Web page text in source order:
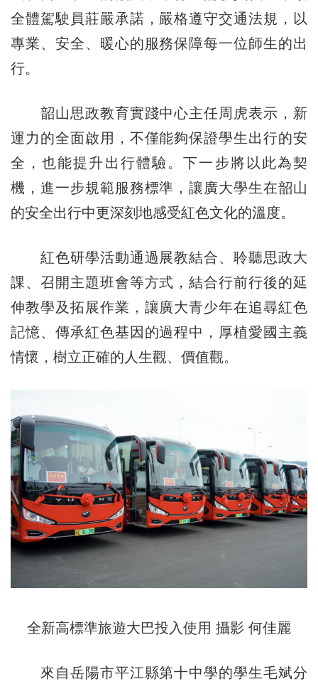
全體駕駛員莊嚴承諾，嚴格遵守交通法規，以
專業、安全、暖心的服務保障每一位師生的出
行。
韶山思政教育實踐中心主任周虎表示，新
運力的全面啟用，不僅能夠保證學生出行的安
全，也能提升出行體驗。下一步將以此為契
機，進一步規範服務標準，讓廣大學生在韶山
的安全出行中更深刻地感受紅色文化的溫度。
紅色研學活動通過展教結合、聆聽思政大
課、召開主題班會等方式，結合行前行後的延
伸教學及拓展作業，讓廣大青少年在追尋紅色
記憶、傳承紅色基因的過程中，厚植愛國主義
情懷，樹立正確的人生觀、價值觀。
全新高標準旅遊大巴投入使用 攝影 何佳麗
來自岳陽市平江縣第十中學的學生毛斌分